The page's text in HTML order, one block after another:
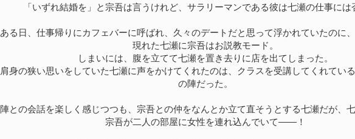
「いずれ結婚を」と宗吾は言うけれど、サラリーマンである彼は七瀬の仕事には
ある日、仕事帰りにカフェバーに呼ばれ、久々のデートだと思って浮かれていたのに
現れた七瀬に宗吾はお説教モード。
しまいには、腹を立てて七瀬を置き去りに店を出てしまった。
肩身の狭い思いをしていた七瀬に声をかけてくれたのは、クラスを受講してくれてい
の陣だった。
陣との会話を楽しく感じつつも、宗吾との仲をなんとか立て直そうとする七瀬だが、
宗吾が二人の部屋に女性を連れ込んでいて――！